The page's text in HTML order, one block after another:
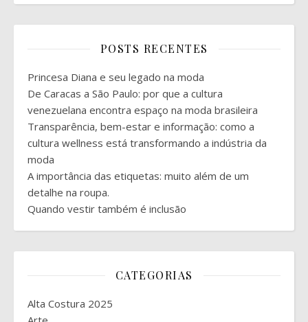
POSTS RECENTES
Princesa Diana e seu legado na moda
De Caracas a São Paulo: por que a cultura
venezuelana encontra espaço na moda brasileira
Transparência, bem-estar e informação: como a
cultura wellness está transformando a indústria da
moda
A importância das etiquetas: muito além de um
detalhe na roupa.
Quando vestir também é inclusão
CATEGORIAS
Alta Costura 2025